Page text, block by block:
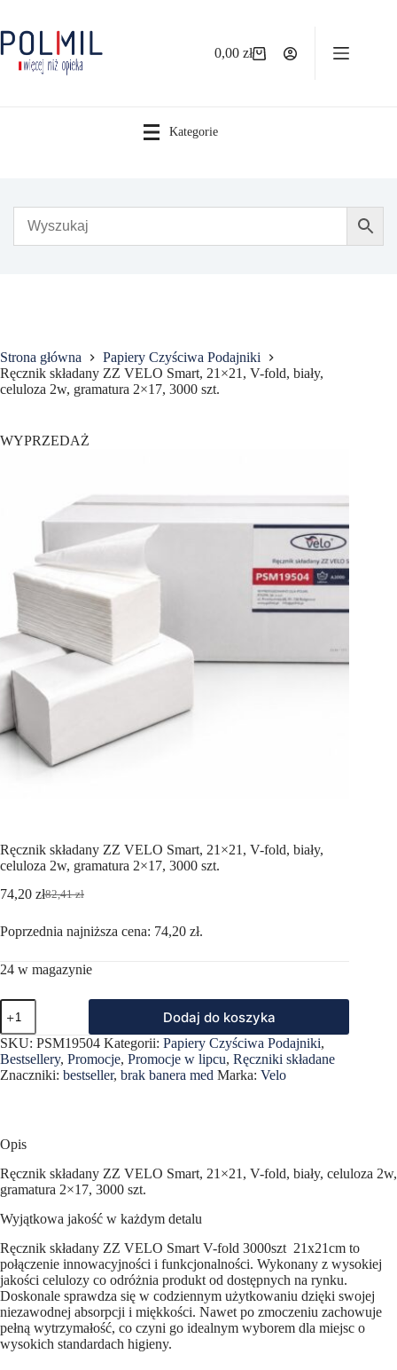
treści
Koszyk
0,00zł
Kategorie
Strona główna
Papiery Czyściwa Podajniki
Ręcznik składany ZZ VELO Smart, 21×21, V-fold, biały,
celuloza 2w, gramatura 2×17, 3000 szt.
WYPRZEDAŻ
Ręcznik składany ZZ VELO Smart, 21×21, V-fold, biały,
celuloza 2w, gramatura 2×17, 3000 szt.
82,41zł
Pierwotna
wynosiła:
74,20 złAktualna
wynosi:
Poprzednia najniższa cena: 74,20 zł.
24 w magazynie
ilość
Ręcznik
składany
ZZ
VELO
Smart,
biały,
celuloza
2w,
gramatura
2x17,
3000
Dodaj do koszyka
SKU: PSM19504 Kategorii: Papiery Czyściwa Podajniki,
Bestsellery, Promocje, Promocje w lipcu, Ręczniki składane
Znaczniki: bestseller, brak banera med Marka: Velo
Opis
Ręcznik składany ZZ VELO Smart, 21×21, V-fold, biały, celuloza 2w,
gramatura 2×17, 3000 szt.
Wyjątkowa jakość w każdym detalu
Ręcznik składany ZZ VELO Smart V-fold 3000szt 21x21cm to
połączenie innowacyjności i funkcjonalności. Wykonany z wysokiej
jakości celulozy co odróżnia produkt od dostępnych na rynku.
Doskonale sprawdza się w codziennym użytkowaniu dzięki swojej
niezawodnej absorpcji i miękkości. Nawet po zmoczeniu zachowuje
pełną wytrzymałość, co czyni go idealnym wyborem dla miejsc o
wysokich standardach higieny.